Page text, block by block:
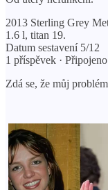
2013 Sterling Grey
1.6 l, titan 19.
Datum sestavení 5/12
1 příspěvek ·
Zdá se, že můj